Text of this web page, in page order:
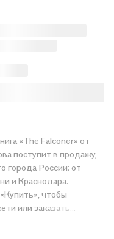
«The Falconer» от
поступит в продажу,
города России: от
и Краснодара.
чтобы
или заказать